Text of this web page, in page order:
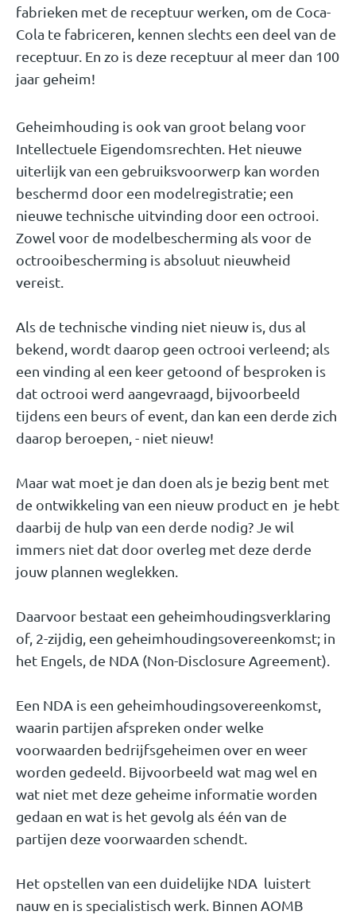
fabrieken met de receptuur werken, om de Coca-
Cola te fabriceren, kennen slechts een deel van de
receptuur. En zo is deze receptuur al meer dan 100
jaar geheim!
Geheimhouding is ook van groot belang voor
Intellectuele Eigendomsrechten. Het nieuwe
uiterlijk van een gebruiksvoorwerp kan worden
beschermd door een modelregistratie; een
nieuwe technische uitvinding door een octrooi.
Zowel voor de modelbescherming als voor de
octrooibescherming is absoluut nieuwheid
vereist.
Als de technische vinding niet nieuw is, dus al
bekend, wordt daarop geen octrooi verleend; als
een vinding al een keer getoond of besproken is
dat octrooi werd aangevraagd, bijvoorbeeld
tijdens een beurs of event, dan kan een derde zich
daarop beroepen, - niet nieuw!
Maar wat moet je dan doen als je bezig bent met
de ontwikkeling van een nieuw product en je hebt
daarbij de hulp van een derde nodig? Je wil
immers niet dat door overleg met deze derde
jouw plannen weglekken.
Daarvoor bestaat een geheimhoudingsverklaring
of, 2-zijdig, een geheimhoudingsovereenkomst; in
het Engels, de NDA (Non-Disclosure Agreement).
Een NDA is een geheimhoudingsovereenkomst,
waarin partijen afspreken onder welke
voorwaarden bedrijfsgeheimen over en weer
worden gedeeld. Bijvoorbeeld wat mag wel en
wat niet met deze geheime informatie worden
gedaan en wat is het gevolg als één van de
partijen deze voorwaarden schendt.
Het opstellen van een duidelijke NDA luistert
nauw en is specialistisch werk. Binnen AOMB